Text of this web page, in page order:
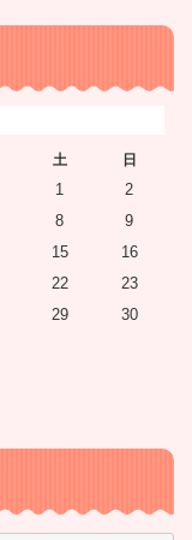
土 日
1
2
8
9
15
16
22
23
29
30